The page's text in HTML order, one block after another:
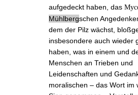
aufgedeckt haben, das
Mühlbergschen
dem der Pilz wächst,
insbesondere auch wieder
haben, was in einem und
Menschen an Trieben und
Leidenschaften und
moralischen ‒ das Wort im